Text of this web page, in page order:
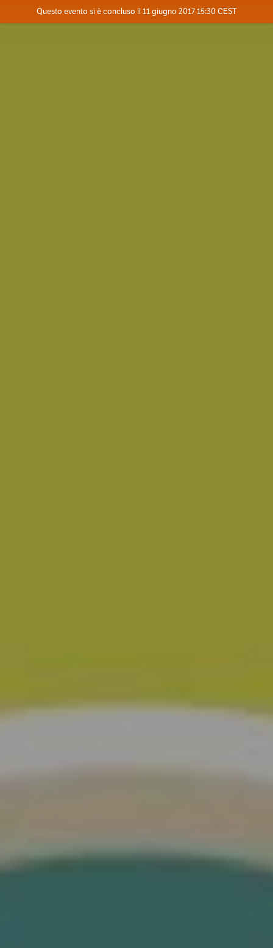
Dove
Questo evento si è concluso il 11 giugno 2017 15:30 CEST